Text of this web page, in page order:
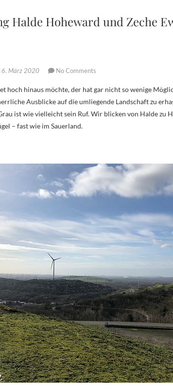
Halde Hoheward und Zeche
6. März 2020 No Comments
Ausblicke auf die umliegende Landschaft zu
ist wie vielleicht sein Ruf. Wir blicken von Halde zu
– fast wie im Sauerland.